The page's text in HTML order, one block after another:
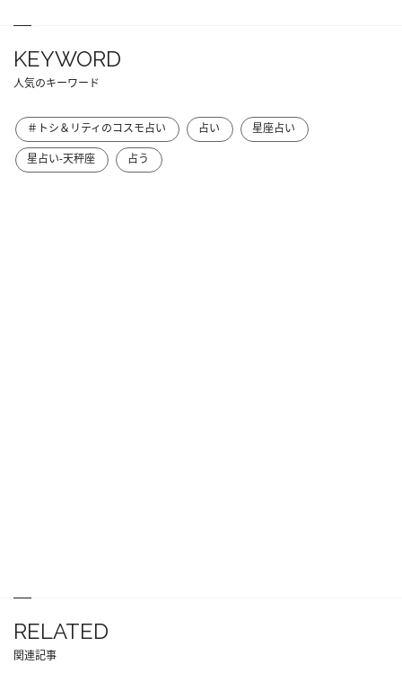
KEYWORD
人気のキーワード
＃トシ＆リティのコスモ占い 占い
星座占い
星占い-天秤座
占う
RELATED
関連記事